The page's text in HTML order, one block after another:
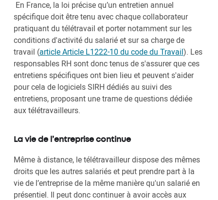
En France, la loi précise qu’un entretien annuel
spécifique doit être tenu avec chaque collaborateur
pratiquant du télétravail et porter notamment sur les
conditions d'activité du salarié et sur sa charge de
travail (article Article L1222-10 du code du Travail). Les
responsables RH sont donc tenus de s'assurer que ces
entretiens spécifiques ont bien lieu et peuvent s'aider
pour cela de logiciels SIRH dédiés au suivi des
entretiens, proposant une trame de questions dédiée
aux télétravailleurs.
La vie de l’entreprise continue
Même à distance, le télétravailleur dispose des mêmes
droits que les autres salariés et peut prendre part à la
vie de l’entreprise de la même manière qu'un salarié en
présentiel. Il peut donc continuer à avoir accès aux